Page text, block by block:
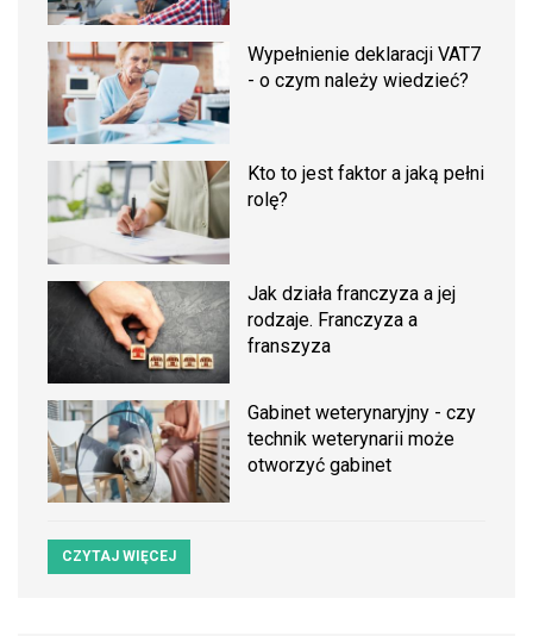
Wypełnienie deklaracji VAT7
- o czym należy wiedzieć?
Kto to jest faktor a jaką pełni
rolę?
Jak działa franczyza a jej
rodzaje. Franczyza a
franszyza
Gabinet weterynaryjny - czy
technik weterynarii może
otworzyć gabinet
CZYTAJ WIĘCEJ